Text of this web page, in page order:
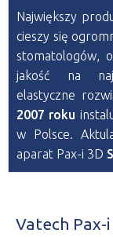
Największy
cieszy się
stomatologów,
jakość na
elastyczne
2007 roku
w Polsce.
aparat Pax-i 3D
Vatech